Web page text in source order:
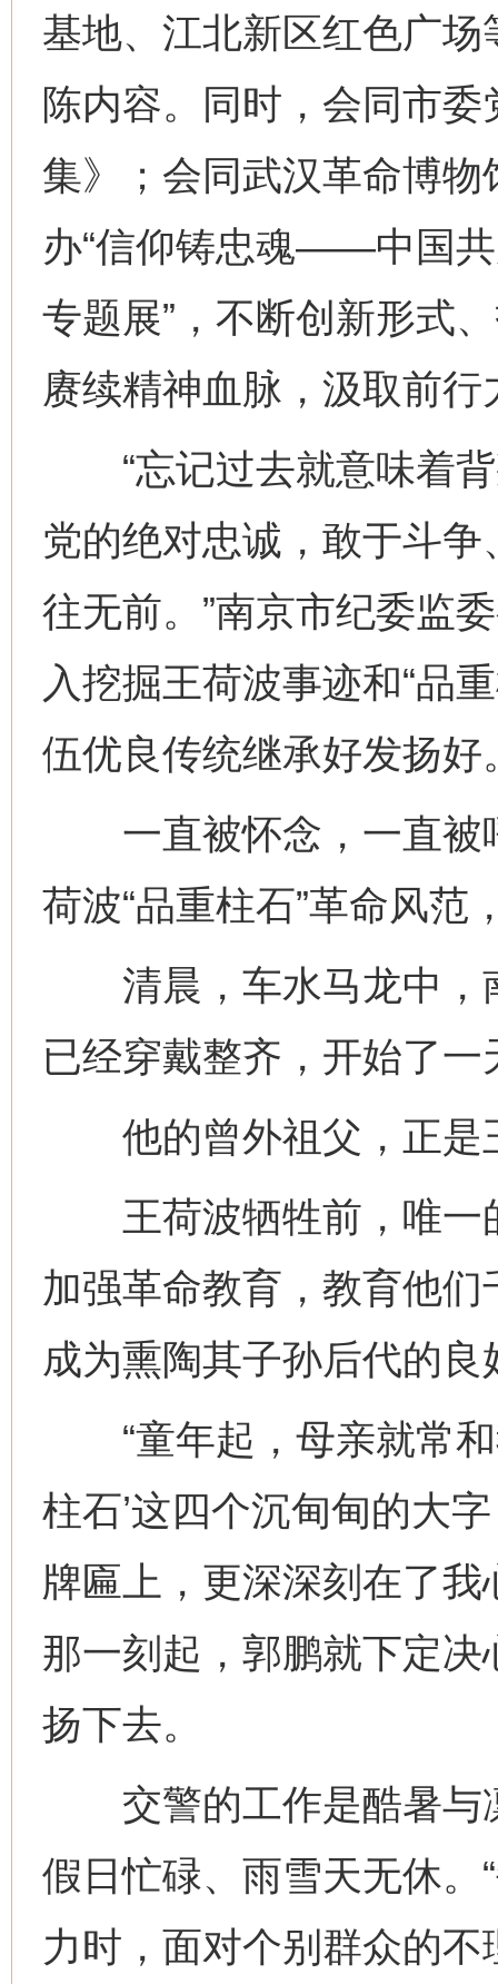
基地、江北新区红色广
陈内容。同时，会同市
集》；会同武汉革命博
办“信仰铸忠魂——中国
专题展”，不断创新形式
赓续精神血脉，汲取前行
“忘记过去就意味着背
党的绝对忠诚，敢于斗
往无前。”南京市纪委监
入挖掘王荷波事迹和“品
伍优良传统继承好发扬好
一直被怀念，一直被
荷波“品重柱石”革命风范
清晨，车水马龙中，
已经穿戴整齐，开始了一
他的曾外祖父，正是
王荷波牺牲前，唯一
加强革命教育，教育他
成为熏陶其子孙后代的良
“童年起，母亲就常和
柱石’这四个沉甸甸的大
牌匾上，更深深刻在了
那一刻起，郭鹏就下定
扬下去。
交警的工作是酷暑与
假日忙碌、雨雪天无休。
力时，面对个别群众的